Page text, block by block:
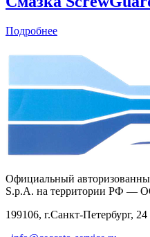
Подробнее
Официальный
S.p.A. на территории РФ —
199106, г.Санкт-Петербург,